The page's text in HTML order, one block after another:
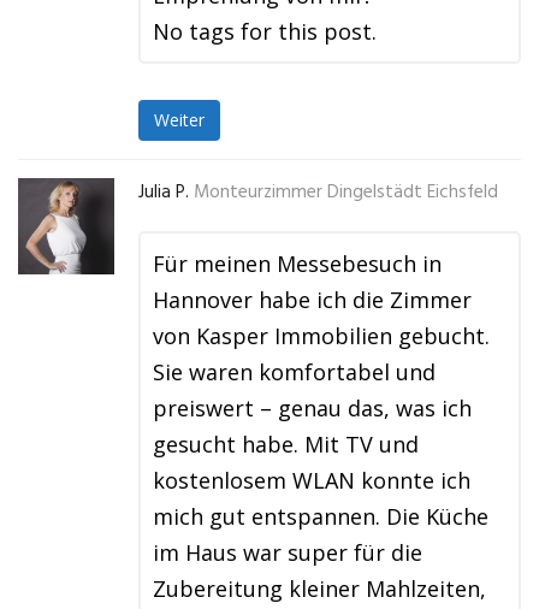
No tags for this post.
Weiter
Julia P. Monteurzimmer Dingelstädt Eichsfeld
Für meinen Messebesuch in
Hannover habe ich die Zimmer
von Kasper Immobilien gebucht.
Sie waren komfortabel und
preiswert – genau das, was ich
gesucht habe. Mit TV und
kostenlosem WLAN konnte ich
mich gut entspannen. Die Küche
im Haus war super für die
Zubereitung kleiner Mahlzeiten,